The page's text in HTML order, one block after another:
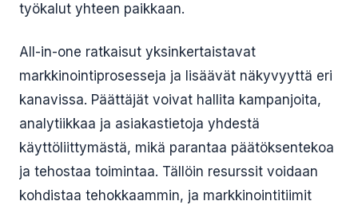
työkalut yhteen paikkaan.
All-in-one ratkaisut yksinkertaistavat
markkinointiprosesseja ja lisäävät näkyvyyttä eri
kanavissa. Päättäjät voivat hallita kampanjoita,
analytiikkaa ja asiakastietoja yhdestä
käyttöliittymästä, mikä parantaa päätöksentekoa
ja tehostaa toimintaa. Tällöin resurssit voidaan
kohdistaa tehokkaammin, ja markkinointitiimit